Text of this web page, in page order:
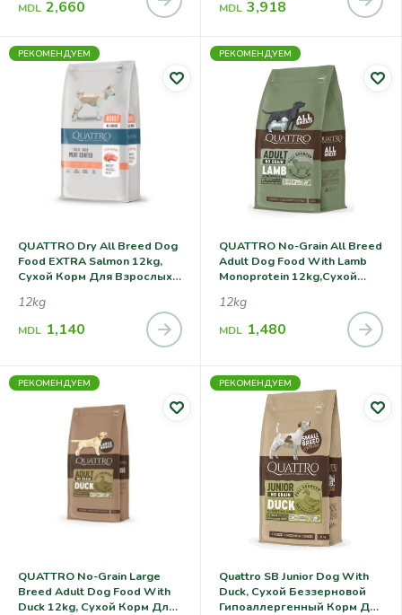
Горохом Для Собак Мелких
Жизни
MDL 2,660
Всех Стадиях Жизни
MDL 3,918
РЕКОМЕНДУЕМ
QUATTRO Dry All Breed Dog
Food EXTRA Salmon 12kg,
Сухой Корм Для Взрослых
Лососем
12kg
MDL 1,140
РЕКОМЕНДУЕМ
QUATTRO No-Grain All Breed
Adult Dog Food With Lamb
Monoprotein 12kg,сухой
Всех Пород С Ягненком
12kg
MDL 1,480
РЕКОМЕНДУЕМ
QUATTRO No-Grain Large
Breed Adult Dog Food With
Duck 12kg, Сухой Корм Для
РЕКОМЕНДУЕМ
Quattro SB Junior Dog With
Duck, Сухой Беззерновой
Гипоаллергенный Корм Для